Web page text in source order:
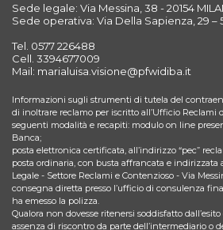
Sede legale: Via Messina, 38 - 20154
Sede operativa: Via Della Sapienza, 29 –
Tel. 0577 226488
Cell. 3394677009
Mail: marialuisa.visione@pfwidiba.it
Informazioni sugli strumenti di tutela del
di inoltrare reclamo per iscritto all’Ufficio Reclami
seguenti modalità e recapiti: modulo on line
Banca;
posta elettronica certificata, all’indirizzo “pec”
posta ordinaria, con busta affrancata e
Legale - Settore Reclami e Contenzioso - Via
consegna diretta presso l’ufficio di consulenza
ha emesso la polizza.
Qualora non dovesse ritenersi soddisfatto
assenza di riscontro da parte dell’intermediario o